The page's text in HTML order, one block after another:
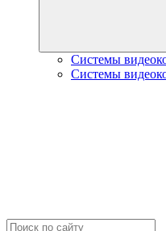
Системы
Системы